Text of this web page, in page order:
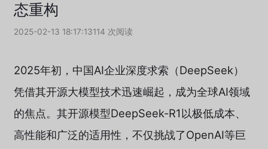
态重构
2025-02-13 18:17:13114 次阅读
2025年初，中国AI企业深度求索（DeepSeek）
凭借其开源大模型技术迅速崛起，成为全球AI领域
的焦点。其开源模型DeepSeek-R1以极低成本、
高性能和广泛的适用性，不仅挑战了OpenAI等巨